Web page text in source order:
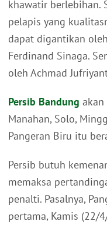
khawatir berlebihan.
pelapis yang
dapat digantikan
Ferdinand Sinaga.
oleh Achmad
Persib Bandung
Manahan, Solo,
Pangeran Biru itu
Persib butuh
memaksa
penalti. Pasalnya,
pertama, Kamis (22/